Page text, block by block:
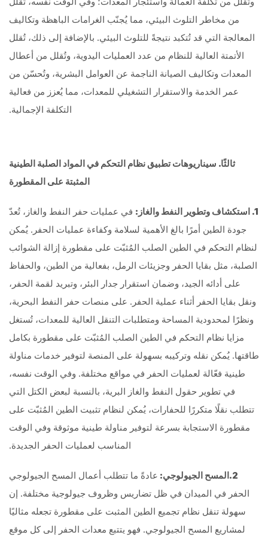
من مخاطر التلوث البيئي، مما يُجنّب الغرامات الباهظة وتكاليف
المعالجة التي قد تُتكبد نتيجةً للتلوث البيئي. بالإضافة إلى ذلك، تُقلل
الأتمتة العالية للنظام من عدد العمليات اليدوية، وتُقلل من أعطال
المعدات وتكاليف الصيانة الناجمة عن العوامل البشرية، وتُحسّن من
عمر الخدمة والاستقرار التشغيلي للمعدات، مما يُعزز من فعالية
التكلفة الإجمالية.
ثالثًا. سيناريوهات تطبيق نظام التحكم في المواد الصلبة الطينية
المثبتة على المقطورة
1. استكشاف وتطوير النفط والغاز:
في عمليات حفر النفط والغاز، تُعدّ
جودة الطين أمرًا بالغ الأهمية لسلامة وكفاءة عمليات الحفر. يُمكن
لنظام التحكم في الطين الصلب المُثبّت على مقطورة إزالة الشوائب
الصلبة، مثل بقايا الحفر وجزيئات الرمل، بفعالية من الطين، والحفاظ
على أدائه الجيد، وضمان استقرار جدار البئر، وتبريد لقمة الحفر،
ونقل بقايا الحفر أثناء عملية الحفر. على منصات حفر النفط البحرية،
ونظرًا لمحدودية المساحة ومتطلبات التنقل العالية للمعدات، تُستغل
مزايا نظام التحكم في الطين الصلب المُثبّت على مقطورة بكامل
طاقتها. يُمكن نقله وتركيبه بسهولة على المنصة لتوفير خدمات مناولة
طينية فعّالة لعمليات الحفر في مواقع مختلفة. وفي الوقت نفسه،
في تطوير حقول النفط والغاز البرية، بالنسبة لبعض الكتل التي
تتطلب نقلًا متكررًا للحفارات، يُمكن لنظام تثبيت الطين المُثبّت على
مقطورة الاستجابة بسرعة لتوفير مناولة طينية موثوقة وفي الوقت
المناسب لعمليات الحفر الجديدة.
2. المسح الجيولوجي: عادةً ما تتطلب أعمال المسح الجيولوجي
الحفر في الميدان في ظل تضاريس وظروف جيولوجية مختلفة. إن
سهولة تنقل نظام تجميع الطين المثبت على مقطورة تجعله مثاليًا
لمشاريع المسح الجيولوجي. فهو يتتبع معدات الحفر إلى كل موقع